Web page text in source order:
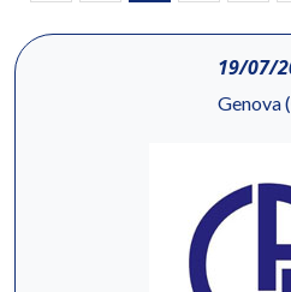
19/07/
Genova